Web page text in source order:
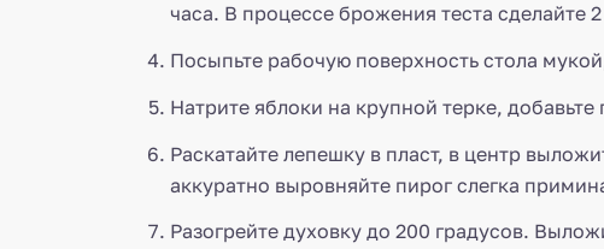
часа. В процессе брожения теста сделайте
Посыпьте рабочую поверхность стола
Натрите яблоки на крупной терке,
Раскатайте лепешку в пласт, в центр
аккуратно выровняйте пирог слегка
Разогрейте духовку до 200 градусов.